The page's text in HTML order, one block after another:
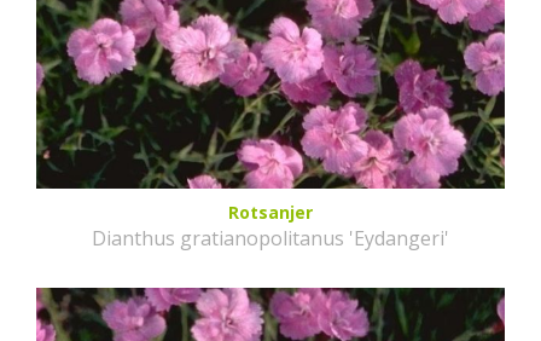
Rotsanjer
Dianthus gratianopolitanus 'Eydangeri'